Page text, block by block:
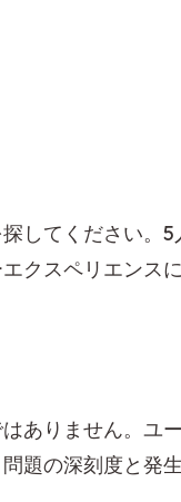
してください
クスペリエンス
ありません。
題の深刻度と発